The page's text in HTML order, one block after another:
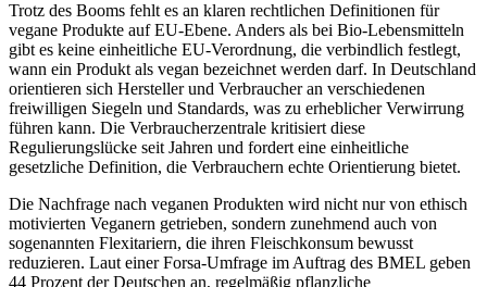
Trotz des Booms fehlt es an klaren rechtlichen Definitionen für
vegane Produkte auf EU-Ebene. Anders als bei Bio-Lebensmitteln
gibt es keine einheitliche EU-Verordnung, die verbindlich festlegt,
wann ein Produkt als vegan bezeichnet werden darf. In Deutschland
orientieren sich Hersteller und Verbraucher an verschiedenen
freiwilligen Siegeln und Standards, was zu erheblicher Verwirrung
führen kann. Die Verbraucherzentrale kritisiert diese
Regulierungslücke seit Jahren und fordert eine einheitliche
gesetzliche Definition, die Verbrauchern echte Orientierung bietet.
Die Nachfrage nach veganen Produkten wird nicht nur von ethisch
motivierten Veganern getrieben, sondern zunehmend auch von
sogenannten Flexitariern, die ihren Fleischkonsum bewusst
reduzieren. Laut einer Forsa-Umfrage im Auftrag des BMEL geben
44 Prozent der Deutschen an, regelmäßig pflanzliche